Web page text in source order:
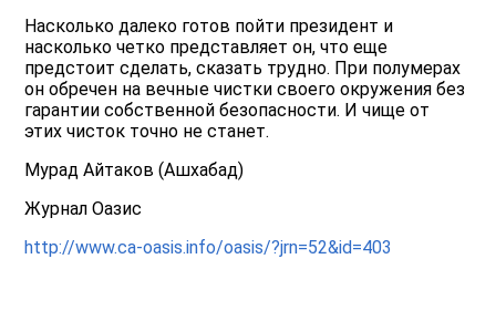
Насколько далеко готов пойти президент и
насколько четко представляет он, что еще
предстоит сделать, сказать трудно. При полумерах
он обречен на вечные чистки своего окружения без
гарантии собственной безопасности. И чище от
этих чисток точно не станет.
Мурад Айтаков (Ашхабад)
Журнал Оазис
http://www.ca-oasis.info/oasis/?jrn=52&id=403